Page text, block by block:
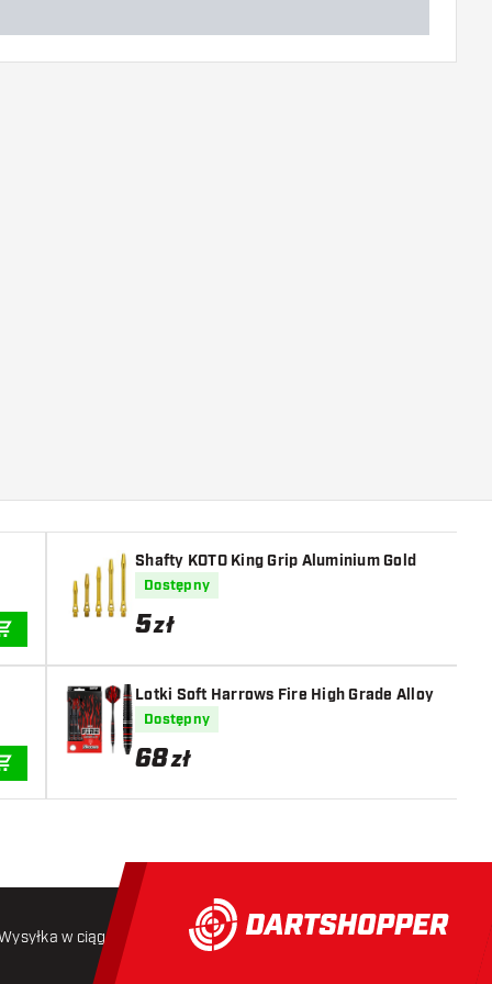
Shafty KOTO King Grip Aluminium Gold
Dostępny
5zł
Lotki Soft Harrows Fire High Grade Alloy
Dostępny
68zł
w ciągu 24 godzin Darmowa wysyłka od 250 złoty